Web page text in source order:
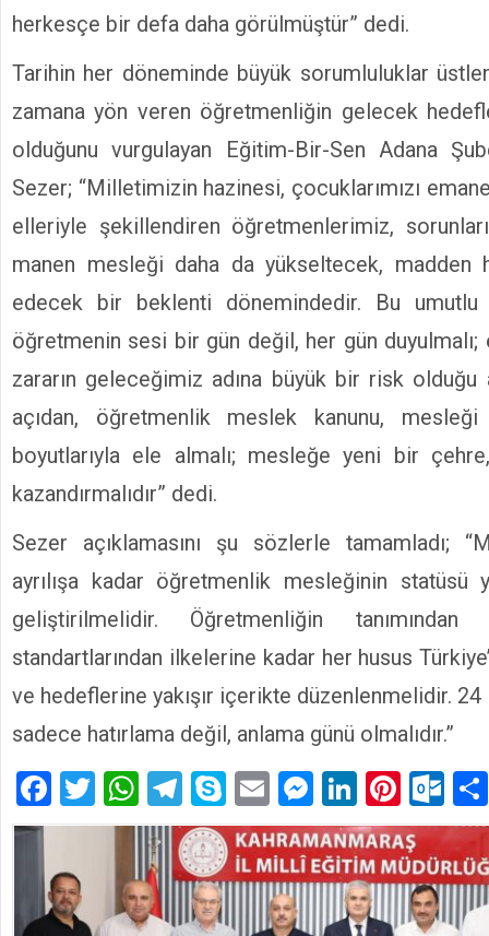
herkesçe bir defa daha görülmüştür” dedi.
Tarihin her döneminde büyük sorumluluklar
zamana yön veren öğretmenliğin gelecek
olduğunu vurgulayan Eğitim-Bir-Sen Adana
Sezer; “Milletimizin hazinesi, çocuklarımızı
elleriyle şekillendiren öğretmenlerimiz,
manen mesleği daha da yükseltecek, madden
edecek bir beklenti dönemindedir. Bu umutlu
öğretmenin sesi bir gün değil, her gün
zararın geleceğimiz adına büyük bir risk olduğu
açıdan, öğretmenlik meslek kanunu,
boyutlarıyla ele almalı; mesleğe yeni bir
kazandırmalıdır” dedi.
Sezer açıklamasını şu sözlerle tamamladı;
ayrılışa kadar öğretmenlik mesleğinin statüsü
geliştirilmelidir. Öğretmenliğin tanımından
standartlarından ilkelerine kadar her husus
ve hedeflerine yakışır içerikte düzenlenmelidir.
sadece hatırlama değil, anlama günü olmalıdır.”
Facebook
TwitterWhatsApp
Telegram
SkypeEmailMessenger
LinkedIn